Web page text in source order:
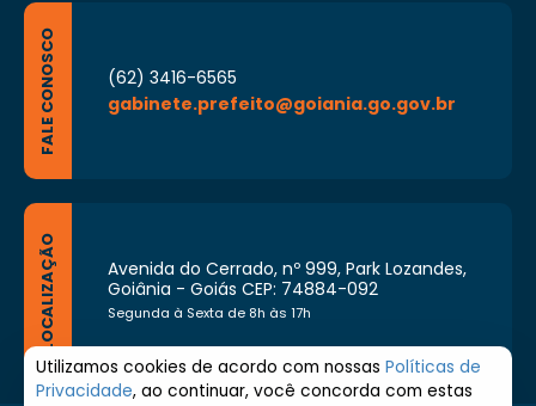
FALE CONOSCO
(62) 3416-6565
gabinete.prefeito@goiania.go.gov.br
LOCALIZAÇÃO
Avenida do Cerrado, nº 999, Park Lozandes,
Goiânia - Goiás CEP: 74884-092
Segunda à Sexta de 8h às 17h
Utilizamos cookies de acordo com nossas Políticas de
Privacidade, ao continuar, você concorda com estas